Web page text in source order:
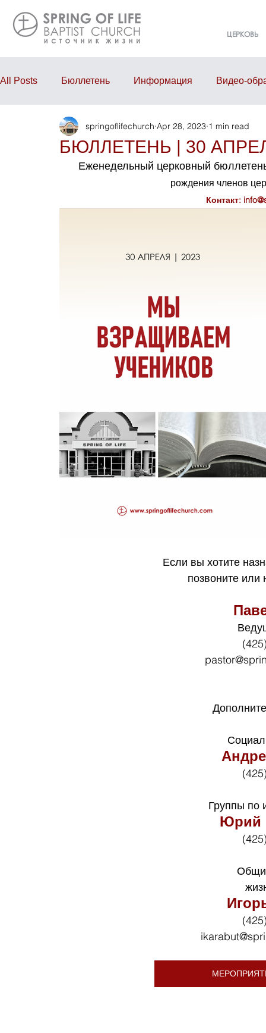
ЦЕРКОВЬ
All Posts Бюллетень Информация Видео-
Проповедь Годовой отчёт События
БЮЛЛЕТЕНЬ | 30
springoflifechurch Apr 28, 2023 1 min read
Еженедельный церковный
рождения членов
Контакт:
Если вы хотите
позвоните
Группы по
Юрий